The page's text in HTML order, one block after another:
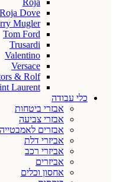
Roja
Roja Dove
Mugler
Tom Ford
Trusardi
Valentino
Versace
& Rolf
Laurent
כלי עבודה
אבזרי ביטחות
אבזרי צביעה
אבזרים לאמבטייה
אביזרי דלת
אביזרי רכב
אביזרים
אחסון וכלים